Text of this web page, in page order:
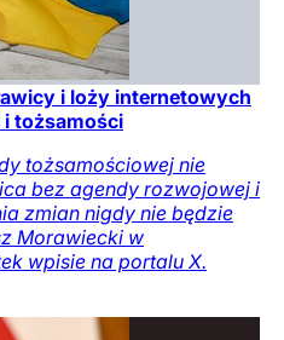
i loży internetowych
i tożsamości
tożsamościowej nie
bez agendy rozwojowej i
zmian nigdy nie będzie
Morawiecki w
wpisie na portalu X.